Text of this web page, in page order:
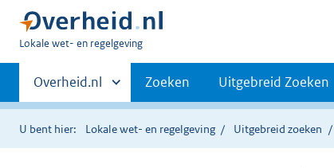
U
hier:
Lokale wet- en regelgeving
Primaire
navigatie
Andere
sites
binnen
Overheid.nl Zoeken Uitgebreid Zoeken
U bent hier: Lokale wet- en regelgeving Uitgebreid zoeken